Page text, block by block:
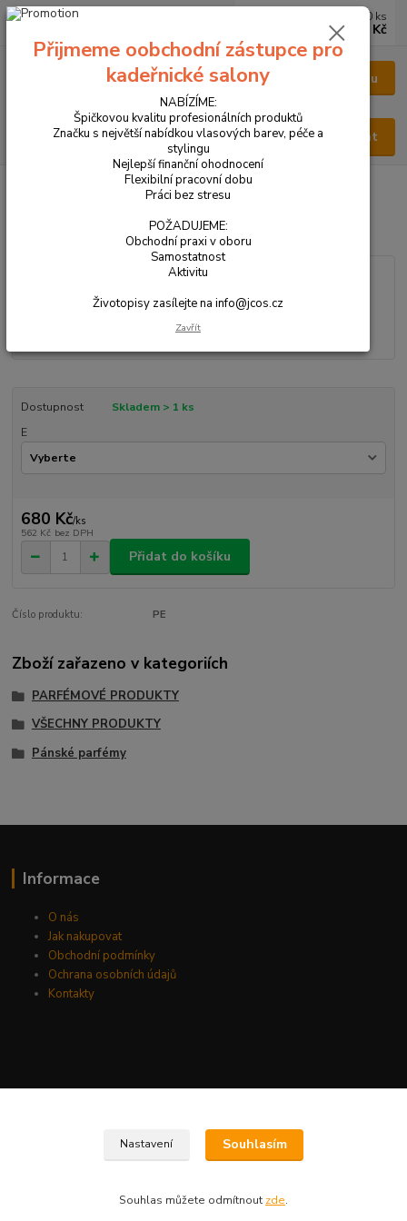
Menu
Hledat
0 ks
0 Kč
VŠECHNY PRODUKTY PARFÉM PÁNSKÝ 50 ml - NEW
PARFÉM PÁNSKÝ 50 ml - NEW
Dostupnost
Skladem > 1 ks
E
680 Kč/ks
562 Kč bez DPH
Přidat do košíku
Číslo produktu: PE
Zboží zařazeno v kategoriích
PARFÉMOVÉ PRODUKTY
VŠECHNY PRODUKTY
Pánské parfémy
Informace
O nás
Jak nakupovat
Obchodní podmínky
Ochrana osobních údajů
Kontakty
Přijmeme oobchodní zástupce pro
kadeřnické salony
NABÍZÍME:
Špičkovou kvalitu profesionálních produktů
Značku s největší nabídkou vlasových barev, péče a
stylingu
Nejlepší finanční ohodnocení
Flexibilní pracovní dobu
Práci bez stresu
POŽADUJEME:
Obchodní praxi v oboru
Samostatnost
Aktivitu
Životopisy zasílejte na info@jcos.cz
Zavřít
Nastavení Souhlasím
Souhlas můžete odmítnout zde.